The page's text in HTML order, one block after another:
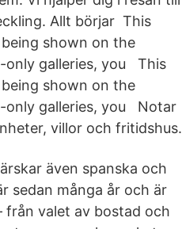
Allt börjar This
shown on the
only galleries, you This
shown on the
only galleries, you Notar
villor och fritidshus.
även spanska och
sedan många år och är
från valet av bostad och